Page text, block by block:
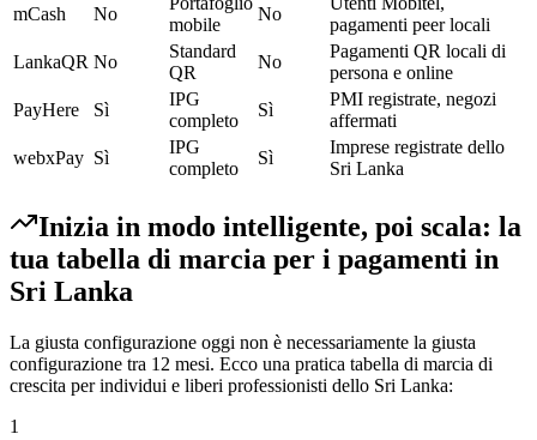
mCash
No
mobile
No
pagamenti peer locali
LankaQR No
Standard
QR
No
Pagamenti QR locali di
persona e online
PayHere
Sì
IPG
completo
Sì
PMI registrate, negozi
affermati
webxPay Sì
IPG
completo
Sì
Imprese registrate dello
Sri Lanka
Inizia in modo intelligente, poi scala: la
tua tabella di marcia per i pagamenti in
Sri Lanka
La giusta configurazione oggi non è necessariamente la giusta
configurazione tra 12 mesi. Ecco una pratica tabella di marcia di
crescita per individui e liberi professionisti dello Sri Lanka:
1